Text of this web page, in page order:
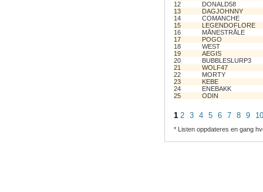
12
DONALD58
13
DAGJOHNNY
14
COMANCHE
15
LEGENDOFLORE
16
MÅNESTRÅLE
17
POGO
18
WEST
19
AEGIS
20
BUBBLESLURP3
21
WOLF47
22
MORTY
23
KEBE
24
ENEBAKK
25
ODIN
1 2 3 4 5 6 7 8 9 10
* Listen oppdateres en gang